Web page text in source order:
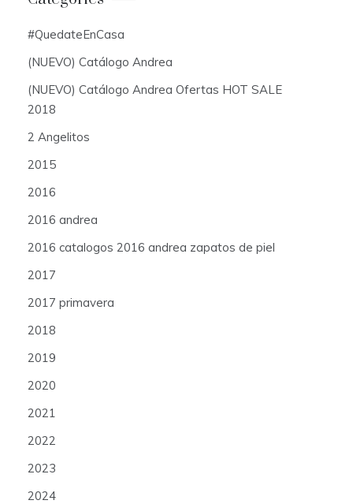
#QuedateEnCasa
(NUEVO) Catálogo Andrea
(NUEVO) Catálogo Andrea Ofertas HOT SALE
2018
2 Angelitos
2015
2016
2016 andrea
2016 catalogos 2016 andrea zapatos de piel
2017
2017 primavera
2018
2019
2020
2021
2022
2023
2024